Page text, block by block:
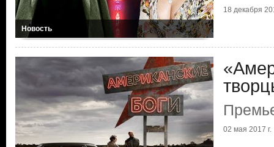
Новость
18 декабря
02 мая 2017 г.